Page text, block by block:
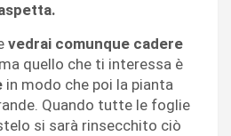
vedrai comunque cadere
ma quello che ti interessa è
in modo che poi la pianta
Quando tutte le foglie
si sarà rinsecchito ciò